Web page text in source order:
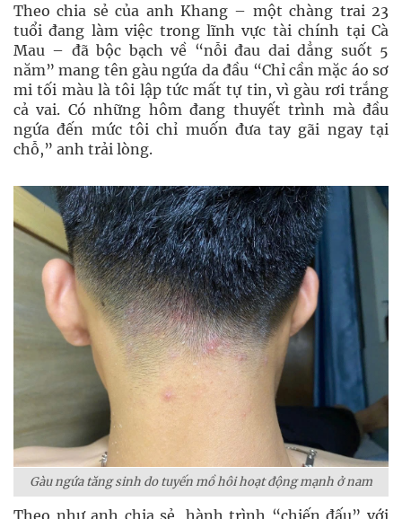
Theo chia sẻ của anh Khang – một chàng trai 23
tuổi đang làm việc trong lĩnh vực tài chính tại Cà
Mau – đã bộc bạch về “nỗi đau dai dẳng suốt 5
năm” mang tên gàu ngứa da đầu “Chỉ cần mặc áo sơ
mi tối màu là tôi lập tức mất tự tin, vì gàu rơi trắng
cả vai. Có những hôm đang thuyết trình mà đầu
ngứa đến mức tôi chỉ muốn đưa tay gãi ngay tại
chỗ,” anh trải lòng.
Gàu ngứa tăng sinh do tuyến mồ hôi hoạt động mạnh ở nam
Theo như anh chia sẻ, hành trình “chiến đấu” với